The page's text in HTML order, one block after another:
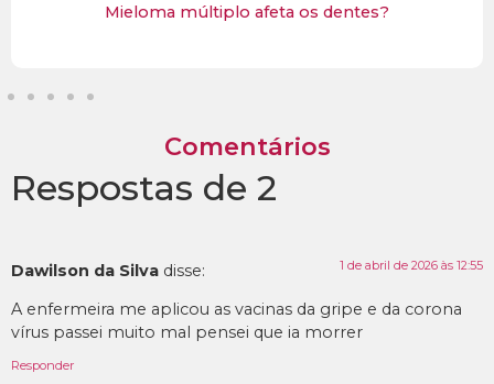
Mieloma múltiplo: para entrar em remissão, precisa
fazer transplante de medula óssea?
Comentários
Respostas de 2
Dawilson da Silva disse: 1 de abril de 2026 às 12:55
A enfermeira me aplicou as vacinas da gripe e da corona
vírus passei muito mal pensei que ia morrer
Responder